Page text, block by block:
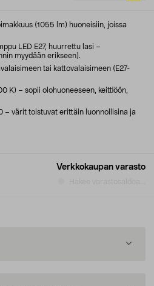
Verkkokaupan varasto
(1055 lm) huoneisiin, joissa
LED E27, huurrettu lasi –
myydään erikseen).
tai kattovalaisimeen (E27-
K) – sopii olohuoneeseen, keittiöön,
– värit toistuvat erittäin luonnollisina ja